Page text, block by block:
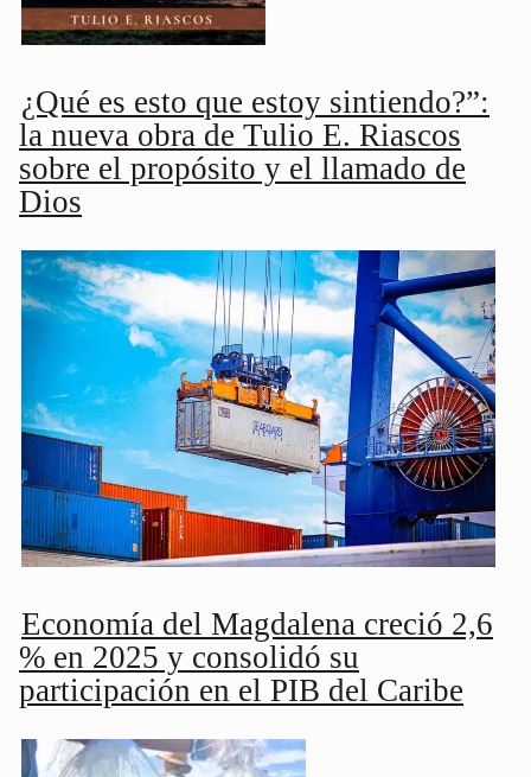
¿Qué es esto que estoy sintiendo?”:
la nueva obra de Tulio E. Riascos
sobre el propósito y el llamado de
Dios
Economía del Magdalena creció 2,6
% en 2025 y consolidó su
participación en el PIB del Caribe